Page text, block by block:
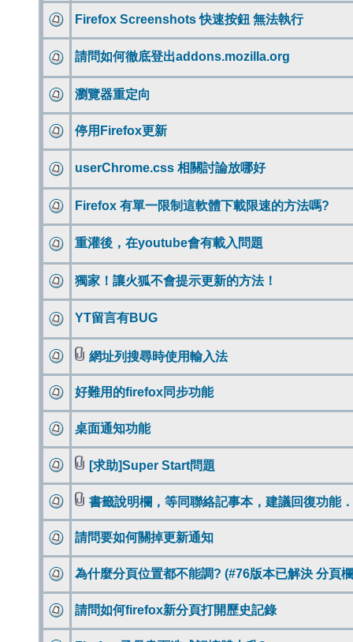
Firefox Screenshots 快速按鈕 無法執行
請問如何徹底登出addons.mozilla.org
瀏覽器重定向
停用Firefox更新
userChrome.css 相關討論放哪好
Firefox 有單一限制這軟體下載限速的方法嗎?
重灌後，在youtube會有載入問題
獨家！讓火狐不會提示更新的方法！
YT留言有BUG
網址列搜尋時使用輸入法
好難用的firefox同步功能
桌面通知功能
[求助]Super Start問題
書籤說明欄，等同聯絡記事本，建議回復功能．
請問要如何關掉更新通知
為什麼分頁位置都不能調? (#76版本已解決 分頁
請問如何firefox新分頁打開歷史記錄